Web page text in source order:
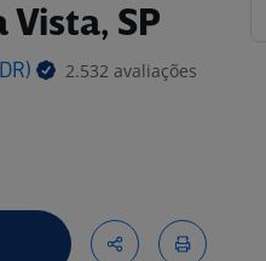
Vista, SP
2.532 avaliações